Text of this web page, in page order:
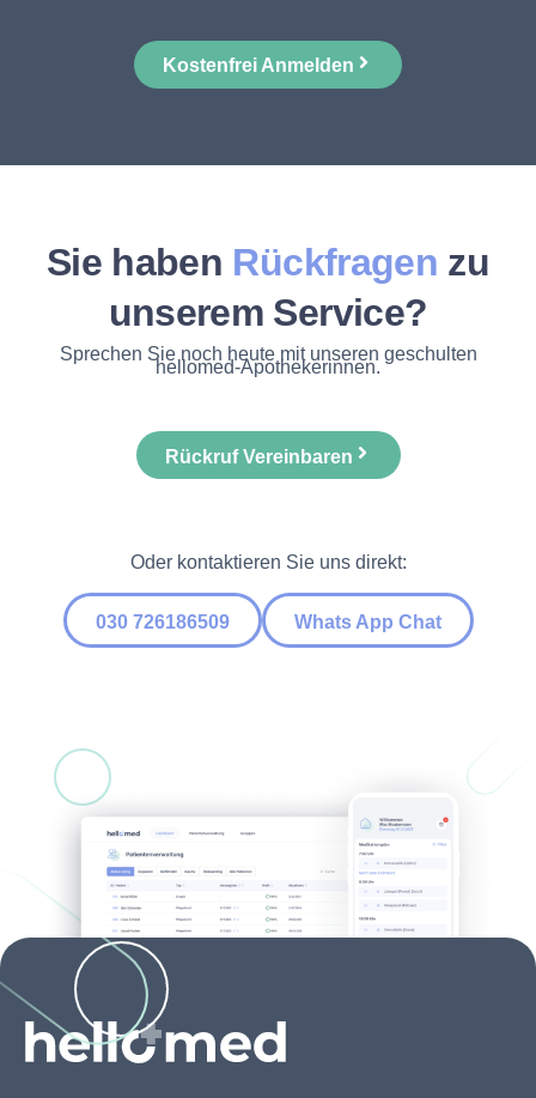
Kostenfrei Anmelden
Sie haben Rückfragen zu
unserem Service?
Sprechen Sie noch heute mit unseren geschulten
hellomed-Apothekerinnen.
Rückruf Vereinbaren
Oder kontaktieren Sie uns direkt:
030 726186509 Whats App Chat